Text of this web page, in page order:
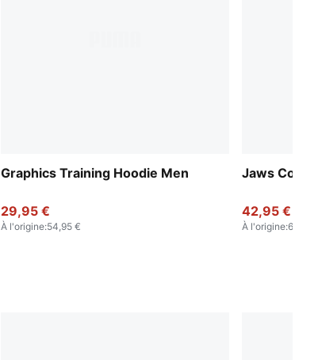
Graphics Training Hoodie Men
29,95 €
À l'origine:54,95 €
Jaws Core
42,95 €
À l'origine:69,95